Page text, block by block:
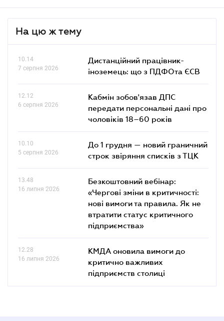
На цю ж тему
10.14
7 серпня 2026
Дистанційний працівник-
іноземець: що з ПДФОта ЄСВ
12.12
6 серпня 2026
Кабмін зобов'язав ДПС
передати персональні дані про
чоловіків 18–60 років
10.10
5 серпня 2026
До 1 грудня — новий граничний
строк звіряння списків з ТЦК
13.48
16 липня 2026
Безкоштовний вебінар:
«Чергові зміни в критичності:
нові вимоги та правила. Як не
втратити статус критичного
підприємства»
12.28
16 липня 2026
КМДА оновила вимоги до
критично важливих
підприємств столиці